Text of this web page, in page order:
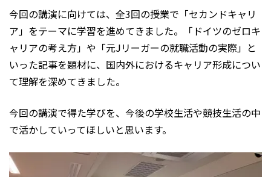
今回の講演に向けては、全3回の授業で「セカンドキャリ
ア」をテーマに学習を進めてきました。「ドイツのゼロキ
ャリアの考え方」や「元Jリーガーの就職活動の実際」と
いった記事を題材に、国内外におけるキャリア形成につい
て理解を深めてきました。
今回の講演で得た学びを、今後の学校生活や競技生活の中
で活かしていってほしいと思います。